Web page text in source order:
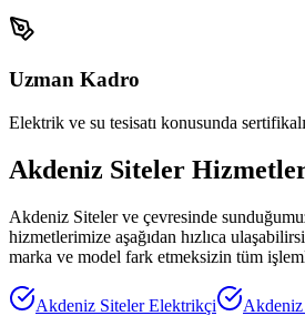
Uzman Kadro
Elektrik ve su tesisatı konusunda
Akdeniz Siteler
Akdeniz Sitelerve çevresinde
hizmetlerimize aşağıdan hızlıca
marka ve model fark etmeksizin tüm
Akdeniz Siteler Elektrikçi